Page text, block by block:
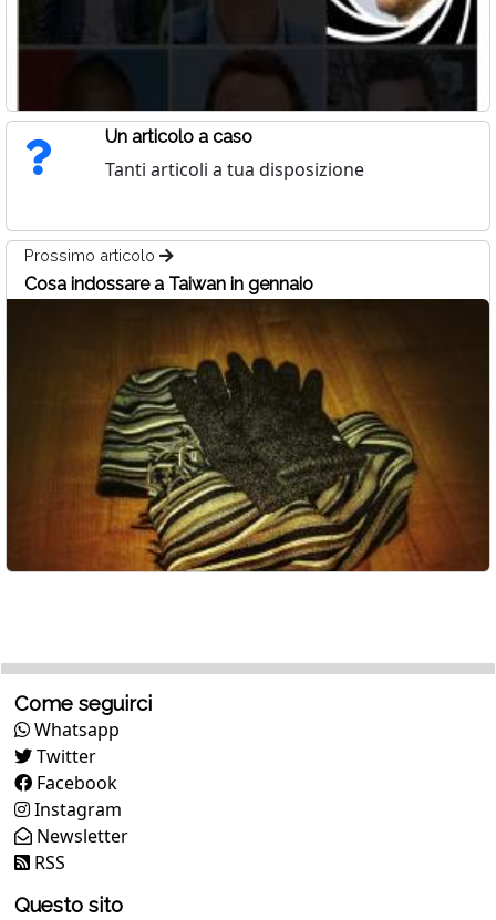
Un articolo a caso
Tanti articoli a tua disposizione
Prossimo articolo
Cosa indossare a Taiwan in gennaio
Come seguirci
Whatsapp
Twitter
Facebook
Instagram
Newsletter
RSS
Questo sito